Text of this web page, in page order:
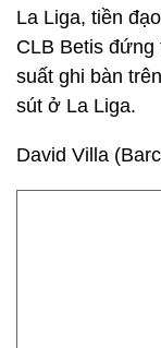
La Liga, tiền
CLB Betis đứng
suất ghi bàn
sút ở La Liga.
David Villa